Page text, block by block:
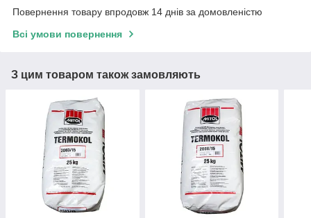
Повернення товару впродовж 14 днів за домовленістю
Всі умови повернення
З цим товаром також замовляють